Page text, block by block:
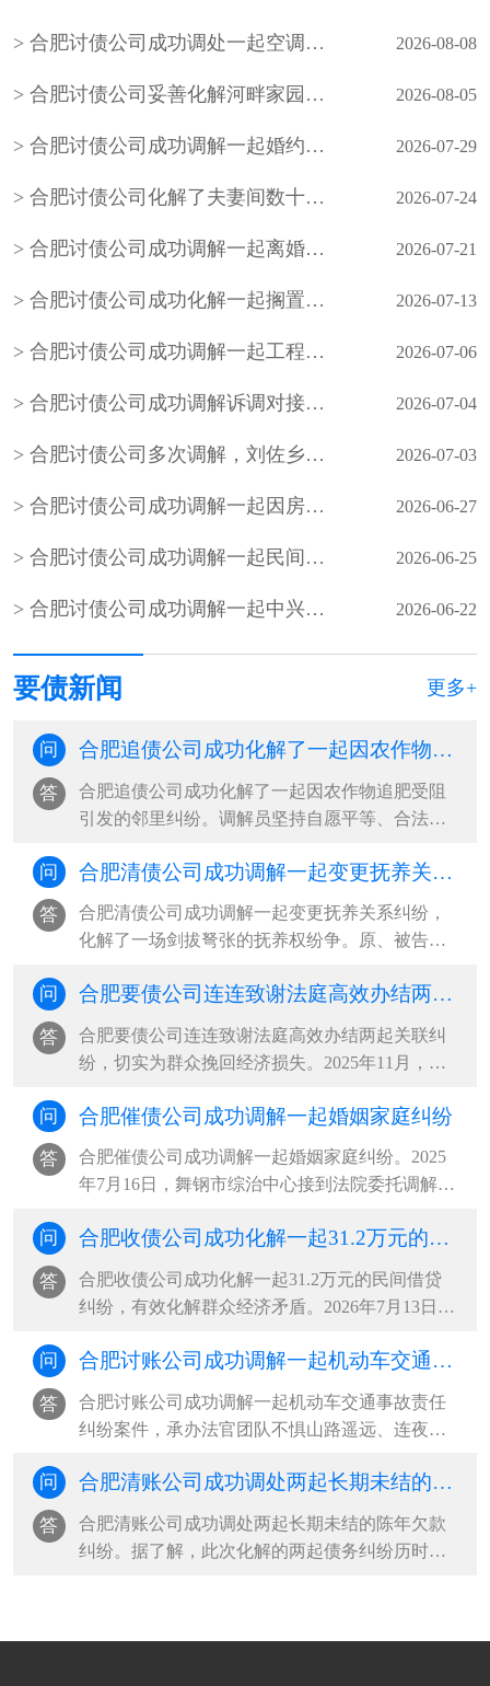
合肥讨债公司成功调处一起空调外机噪音邻里纠纷 2026-08-08
合肥讨债公司妥善化解河畔家园小区业主因入户管控、物业服务争议引发的物业费拒缴纠纷 2026-08-05
合肥讨债公司成功调解一起婚约财产纠纷案件，在承办法官的耐心调解下，双方当事人自愿达成调解协议，有效化解了矛盾纠纷 2026-07-29
合肥讨债公司化解了夫妻间数十年的积怨，也让老年夫妻懂得包容与沟通的重要性，用柔性调解守护晚年婚姻温情 2026-07-24
合肥讨债公司成功调解一起离婚案件，原告起诉要求与被告离婚并要求被告返还彩礼1万元 2026-07-21
合肥讨债公司成功化解一起搁置九年的邻里民间借贷积案，以法理相融的柔性调解 2026-07-13
合肥讨债公司成功调解一起工程材料买卖合同欠款 2026-07-06
合肥讨债公司成功调解诉调对接、整合多方力量化解小额网络知识产权纠纷 2026-07-04
合肥讨债公司多次调解，刘佐乡梅花屋村陈某与刘佐乡段窑社区刘某握手言和，双方签订人民调解协议书，一起因务工引起的事故纠纷案结事了 2026-07-03
合肥讨债公司成功调解一起因房屋买卖合同引发的民间借贷纠纷，既保障了当事人的合法权益，也避免当事人陷入冗长的诉讼程序，更从根源上化解了矛盾 2026-06-27
合肥讨债公司成功调解一起民间借贷合同纠纷 2026-06-25
合肥讨债公司成功调解一起中兴社区居民因办理农村房照引发的债务纠纷 2026-06-22
要债新闻 更多+
问 合肥追债公司成功化解了一起因农作物追肥受阻引发的邻里纠纷
答
合肥追债公司成功化解了一起因农作物追肥受阻
引发的邻里纠纷。调解员坚持自愿平等、合法合
疏导、情理交融的调解方式，充分发挥人民调解
扎根基层、贴近群众的优势，促成双方互让互
谅，将矛盾化解在基层，维护了邻里···
问 合肥清债公司成功调解一起变更抚养关系纠纷，化解了一场剑拔弩张的抚养权纷争
答
合肥清债公司成功调解一起变更抚养关系纠纷，
化解了一场剑拔弩张的抚养权纷争。原、被告双
活。三年后，孩子父亲以女方长期外出务工、照
料缺位、自身患病疏于管护为由，诉至法院请求
变更抚养权。同时，主张自身经济···
问 合肥要债公司连连致谢法庭高效办结两起关联纠纷，切实为群众挽回经济损失
答
合肥要债公司连连致谢法庭高效办结两起关联纠
纷，切实为群众挽回经济损失。2025年11月，被
由无驾驶证的阿某驾驶，途中发生交通事故导致
车辆受损。一场车祸牵出两起纠纷。一是车辆租
赁合同纠纷：车辆出租方多次上门···
问 合肥催债公司成功调解一起婚姻家庭纠纷
答
合肥催债公司成功调解一起婚姻家庭纠纷。2025
年7月16日，舞钢市综治中心接到法院委托调解一
婚后共同生育一女，双方长期因财务分配、生活
琐事频繁争吵，夫妻感情日渐淡薄，矛盾持续升
级，女方最终向法院递交离婚诉讼···
问 合肥收债公司成功化解一起31.2万元的民间借贷纠纷，有效化解群众经济矛盾
答
合肥收债公司成功化解一起31.2万元的民间借贷
纠纷，有效化解群众经济矛盾。2026年7月13日，
动到托里县综治中心司法局人民调解窗口申请调
解。经查，2026年7月1日，被申请人因资金周转
困难，向申请人借款312000元，并···
问 合肥讨账公司成功调解一起机动车交通事故责任纠纷案件，承办法官团队不惧山路遥远、连夜上门收取赔偿款
答
合肥讨账公司成功调解一起机动车交通事故责任
纠纷案件，承办法官团队不惧山路遥远、连夜上
纠纷，案件受理后，承办法官多方查找，始终未
能联系上本案被告。考虑到案件标的不大、矛盾
尚有调和空间，办案人员持续开展···
问 合肥清账公司成功调处两起长期未结的陈年欠款纠纷
答
合肥清账公司成功调处两起长期未结的陈年欠款
纠纷。据了解，此次化解的两起债务纠纷历时久